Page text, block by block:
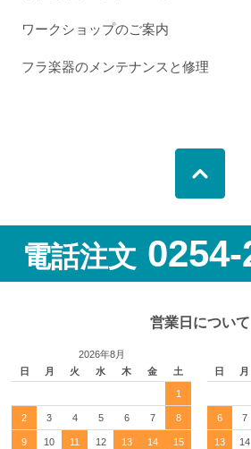
ワークショップのご案内
フラ楽器のメンテナンスと修理
電話注文
営業日について
2026年8月
日
月 火 水 木 金 土
1
2 3 4 5 6 7 8
9 10 11 12 13 14 15
日
月
6 7
13 14